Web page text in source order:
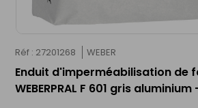
Réf : 27201268 WEBER
Enduit d'imperméabilisation de
WEBERPRAL F 601 gris